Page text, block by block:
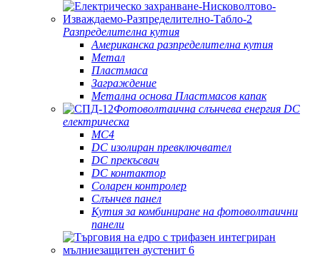
Разпределителна кутия
Американска разпределителна кутия
Метал
Пластмаса
Заграждение
Метална основа Пластмасов капак
Фотоволтаична слънчева енергия DC
електрическа
MC4
DC изолиран превключвател
DC прекъсвач
DC контактор
Соларен контролер
Слънчев панел
Кутия за комбиниране на фотоволтаични
панели